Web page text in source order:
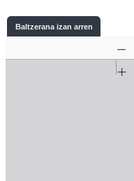
Baltzerana izan arren